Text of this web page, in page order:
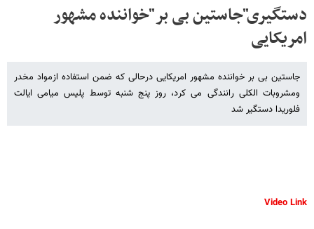
دستگیری"جاستین بی بر"خواننده مشهور
امریکایی
جاستین بی بر خواننده مشهور امریکایی درحالی که ضمن استفاده ازمواد مخدر
ومشروبات الکلی رانندگی می کرد، روز پنج شنبه توسط پلیس میامی ایالت
فلوریدا دستگیر شد
Video Link